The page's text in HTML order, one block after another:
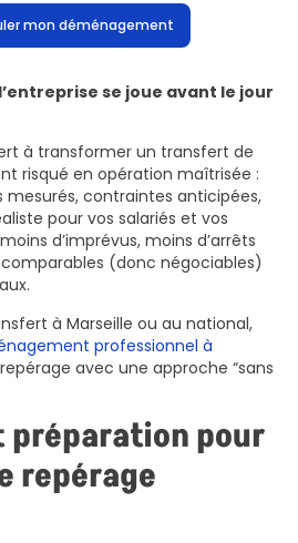
mon déménagement
se joue avant le jour
à transformer un transfert de
risqué en opération maîtrisée :
mesurés, contraintes anticipées,
pour vos salariés et vos
d’imprévus, moins d’arrêts
(donc négociables)
à Marseille ou au national,
professionnel à
avec une approche “sans
préparation pour
repérage